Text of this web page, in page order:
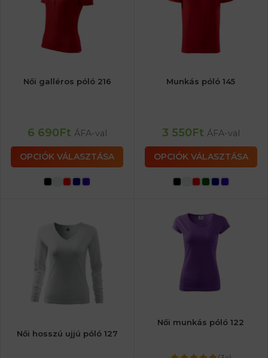
Női galléros póló 216
6 690Ft ÁFA-val
OPCIÓK VÁLASZTÁSA
Munkás póló 145
3 550Ft ÁFA-val
OPCIÓK VÁLASZTÁSA
Női hosszú ujjú póló 127
Női munkás póló 122